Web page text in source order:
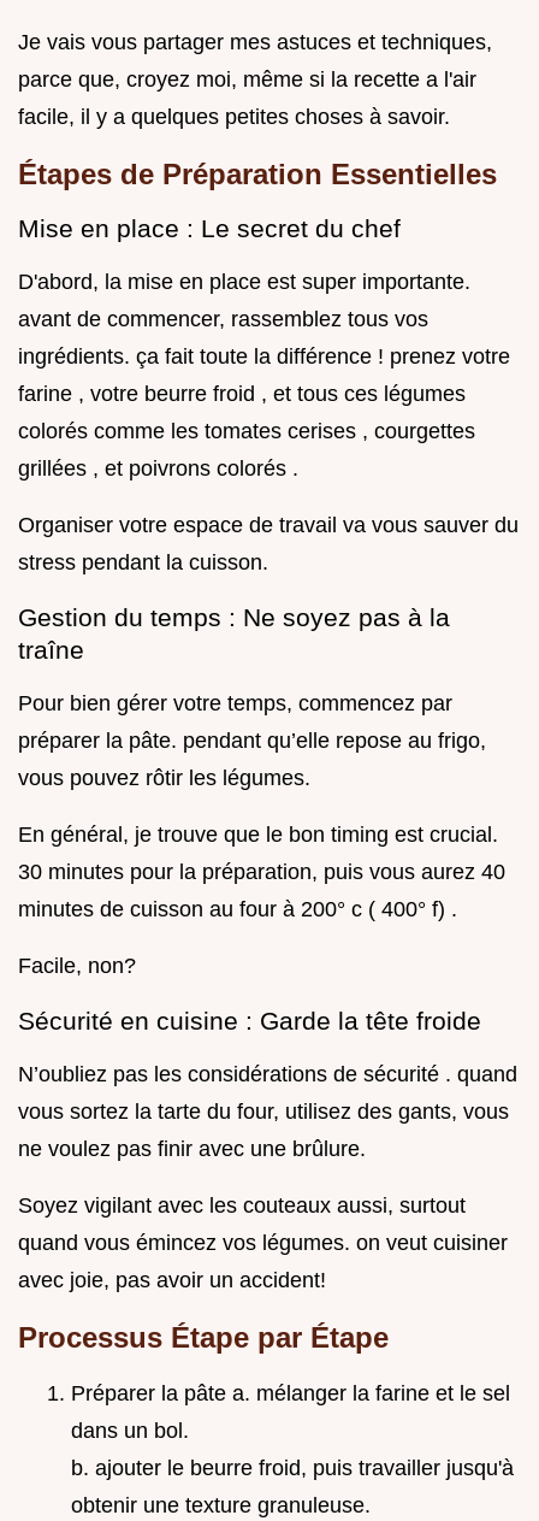
Je vais vous partager mes astuces et techniques,
parce que, croyez moi, même si la recette a l'air
facile, il y a quelques petites choses à savoir.
Étapes de Préparation Essentielles
Mise en place : Le secret du chef
D'abord, la mise en place est super importante.
avant de commencer, rassemblez tous vos
ingrédients. ça fait toute la différence ! prenez votre
farine , votre beurre froid , et tous ces légumes
colorés comme les tomates cerises , courgettes
grillées , et poivrons colorés .
Organiser votre espace de travail va vous sauver du
stress pendant la cuisson.
Gestion du temps : Ne soyez pas à la
traîne
Pour bien gérer votre temps, commencez par
préparer la pâte. pendant qu’elle repose au frigo,
vous pouvez rôtir les légumes.
En général, je trouve que le bon timing est crucial.
30 minutes pour la préparation, puis vous aurez 40
minutes de cuisson au four à 200° c ( 400° f) .
Facile, non?
Sécurité en cuisine : Garde la tête froide
N’oubliez pas les considérations de sécurité . quand
vous sortez la tarte du four, utilisez des gants, vous
ne voulez pas finir avec une brûlure.
Soyez vigilant avec les couteaux aussi, surtout
quand vous émincez vos légumes. on veut cuisiner
avec joie, pas avoir un accident!
Processus Étape par Étape
Préparer la pâte a. mélanger la farine et le sel
dans un bol.
b. ajouter le beurre froid, puis travailler jusqu'à
obtenir une texture granuleuse.